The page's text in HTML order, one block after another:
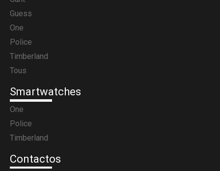
Guess
One
Police
Timberland
Tous
Smartwatches
One
Police
Timberland
Contactos